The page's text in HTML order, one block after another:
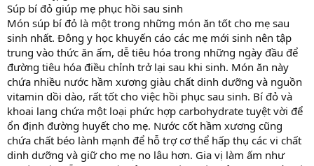
Súp bí đỏ giúp mẹ phục hồi sau sinh
Món súp bí đỏ là một trong những món ăn tốt cho mẹ sau
sinh nhất. Đông y học khuyến cáo các mẹ mới sinh nên tập
trung vào thức ăn ấm, dễ tiêu hóa trong những ngày đầu để
đường tiêu hóa điều chỉnh trở lại sau khi sinh. Món ăn này
chứa nhiều nước hầm xương giàu chất dinh dưỡng và nguồn
vitamin dồi dào, rất tốt cho việc hồi phục sau sinh. Bí đỏ và
khoai lang chứa một loại phức hợp carbohydrate tuyệt vời để
ổn định đường huyết cho mẹ. Nước cốt hầm xương cũng
chứa chất béo lành mạnh để hỗ trợ cơ thể hấp thụ các vi chất
dinh dưỡng và giữ cho mẹ no lâu hơn. Gia vị làm ấm như